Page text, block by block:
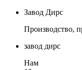
Завод Дирс
Производство,
завод дирс
Нам